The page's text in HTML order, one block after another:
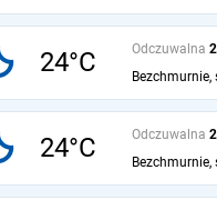
24°C Odczuwalna
Bezchmurnie,
24°C Odczuwalna
Bezchmurnie,